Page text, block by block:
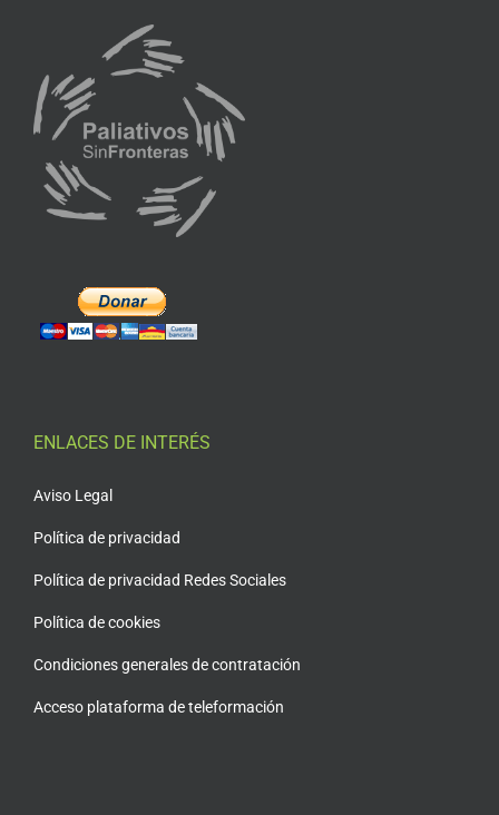
ENLACES DE INTERÉS
Aviso Legal
Política de privacidad
Política de privacidad Redes Sociales
Política de cookies
Condiciones generales de contratación
Acceso plataforma de teleformación